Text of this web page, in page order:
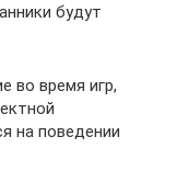
будут
во время игр,
на поведении